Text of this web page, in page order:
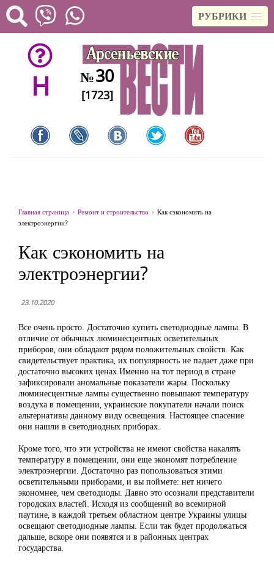
РУБРИКИ
H №30
[1723]
Главная страница Ремонт и строительство
Как сэкономить на
электроэнергии?
Как сэкономить на
электроэнергии?
23.10.2020
Все очень просто. Достаточно купить светодиодные лампы. В
отличие от обычных люминесцентных осветительных
приборов, они обладают рядом положительных свойств. Как
свидетельствует практика, их популярность не падает даже при
достаточно высоких ценах.Именно на тот период в стране
зафиксировали аномальные показатели жары. Поскольку
люминесцентные лампы существенно повышают температуру
воздуха в помещении, украинские покупатели начали поиск
альтернативы данному виду освещения. Настоящее спасение
они нашли в светодиодных приборах.
Кроме того, что эти устройства не имеют свойства накалять
температуру в помещении, они еще экономят потребление
электроэнергии. Достаточно раз попользоваться этими
осветительными приборами, и вы поймете: нет ничего
экономнее, чем светодиоды. Давно это осознали представители
городских властей. Исходя из сообщений во всемирной
паутине, в каждой третьем областном центре Украины улицы
освещают светодиодные лампы. Если так будет продолжаться
дальше, вскоре они появятся и в районных центрах
государства.